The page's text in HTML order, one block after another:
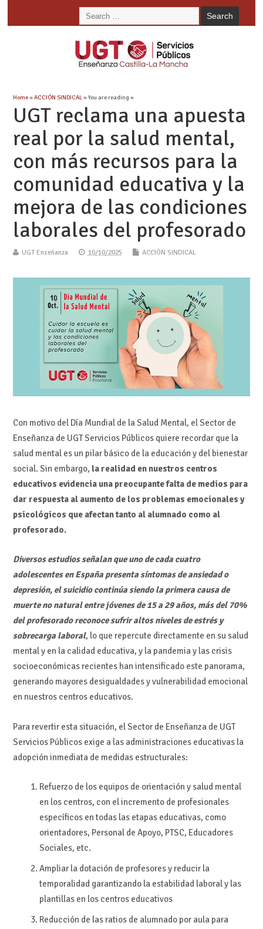
Home»ACCIÓN SINDICAL» You are reading »
UGT reclama una apuesta
real por la salud mental,
con más recursos para la
comunidad educativa y la
mejora de las condiciones
laborales del profesorado
UGT Enseñanza 10/10/2025 ACCIÓN SINDICAL
Con motivo del Día Mundial de la Salud Mental, el Sector de
Enseñanza de UGT Servicios Públicos quiere recordar que la
salud mental es un pilar básico de la educación y del bienestar
social. Sin embargo, la realidad en nuestros centros
educativos evidencia una preocupante falta de medios para
dar respuesta al aumento de los problemas emocionales y
psicológicos que afectan tanto al alumnado como al
profesorado.
Diversos estudios señalan que uno de cada cuatro
adolescentes en España presenta síntomas de ansiedad o
depresión, el suicidio continúa siendo la primera causa de
muerte no natural entre jóvenes de 15 a 29 años, más del 70%
del profesorado reconoce sufrir altos niveles de estrés y
sobrecarga laboral, lo que repercute directamente en su salud
mental y en la calidad educativa, y la pandemia y las crisis
socioeconómicas recientes han intensificado este panorama,
generando mayores desigualdades y vulnerabilidad emocional
en nuestros centros educativos.
Para revertir esta situación, el Sector de Enseñanza de UGT
Servicios Públicos exige a las administraciones educativas la
adopción inmediata de medidas estructurales:
Refuerzo de los equipos de orientación y salud mental
en los centros, con el incremento de profesionales
específicos en todas las etapas educativas, como
orientadores, Personal de Apoyo, PTSC, Educadores
Sociales, etc.
Ampliar la dotación de profesores y reducir la
temporalidad garantizando la estabilidad laboral y las
plantillas en los centros educativos
Reducción de las ratios de alumnado por aula para